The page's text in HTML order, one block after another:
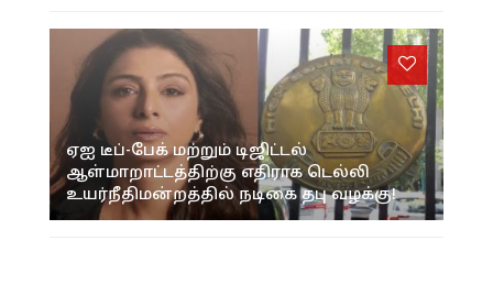
ஏஐ டீப்-பேக் மற்றும் டிஜிட்டல்
ஆள்மாறாட்டத்திற்கு எதிராக டெல்லி
உயர்நீதிமன்றத்தில் நடிகை தபு வழக்கு!